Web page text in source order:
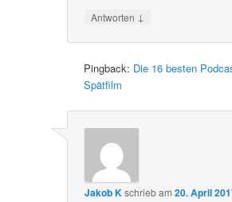
Antworten ↓
Pingback: Die 16 besten
Spätfilm
Jakob Kschriebam20. April